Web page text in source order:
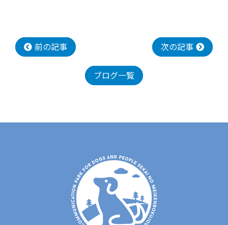
前の記事 次の記事
ブログ一覧